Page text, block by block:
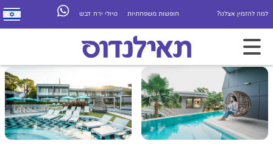
למה להזמין אצלנו? חופשות משפחתיות טיולי ירח דבש